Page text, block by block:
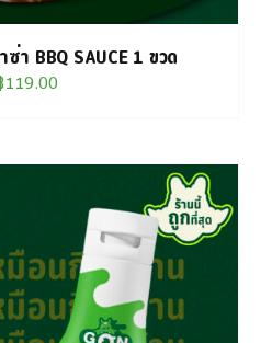
า BBQ SAUCE 1 ขวด
119.00